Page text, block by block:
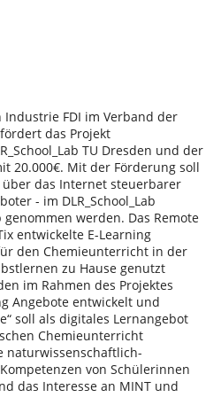
Industrie FDI im Verband der
das Projekt
TU Dresden und der
20.000€. Mit der Förderung soll
das Internet steuerbarer
- im DLR_School_Lab
werden. Das Remote
entwickelte E-Learning
den Chemieunterricht in der
zu Hause genutzt
im Rahmen des Projektes
Angebote entwickelt und
soll als digitales Lernangebot
Chemieunterricht
naturwissenschaftlich-
von Schülerinnen
das Interesse an MINT und